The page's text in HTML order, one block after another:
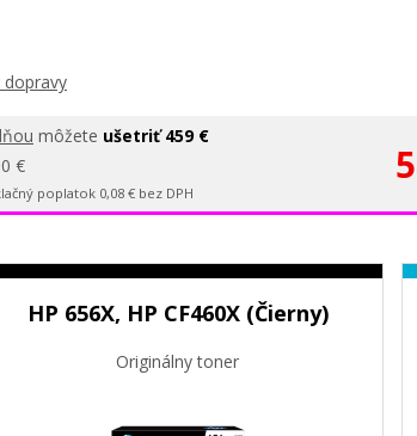
dopravy
môžete ušetriť 459 €
€
poplatok 0,08 € bez DPH
HP 656X, HP CF460X (Čierny)
Originálny toner